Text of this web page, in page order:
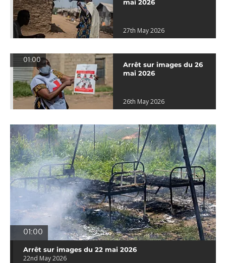
mai 2026
27th May 2026
01:00
Arrêt sur images du 26
mai 2026
26th May 2026
01:00
Arrêt sur images du 22 mai 2026
22nd May 2026